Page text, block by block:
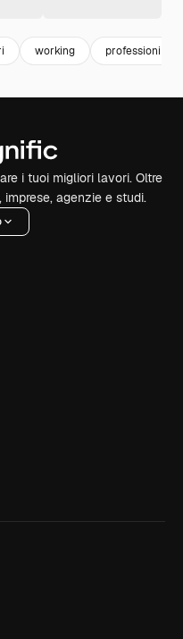
working professioni
i tuoi migliori lavori. Oltre
agenzie e studi.